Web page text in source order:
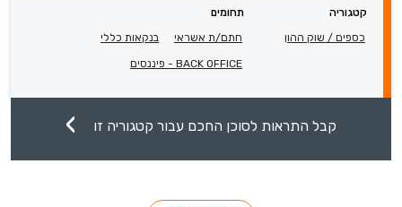
קטגוריה
תחומים
כספים / שוק ההון
חתם/ת אשראי בנקאות כללי
BACK OFFICE - פיננסים
קבל התראות לסוכן החכם עבור קטגוריה זו